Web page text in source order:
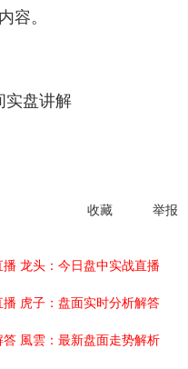
容。
实盘讲解
收藏 举报
播 龙头：今日盘中实战直播
播 虎子：盘面实时分析解答
答 風雲：最新盘面走势解析